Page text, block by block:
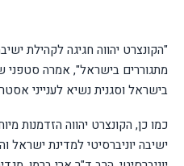
"הקונצרט יהווה חגיגה לקהילת
מתגוררים בישראל", אמרה סטפני
בישראל וסגנית נשיא לענייני
כמו כן, הקונצרט יהווה הזדמנות
ישיבה יוניברסיטי למדינת